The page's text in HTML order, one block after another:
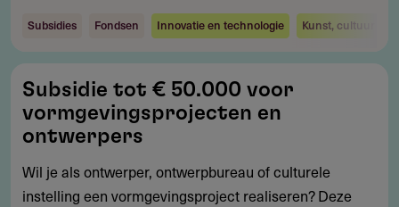
Subsidies Fondsen Innovatie en technologie Kunst, cultuur en
tot
€
50.000
voor
vormgevingsprojecten
Subsidie tot € 50.000 voor
vormgevingsprojecten en
ontwerpers
Wil je als ontwerper, ontwerpbureau of culturele
instelling een vormgevingsproject realiseren? Deze